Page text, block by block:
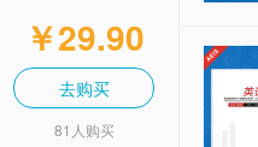
￥29.90
去购买
81人购买